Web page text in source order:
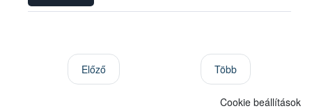
Előző Több
Cookie beállítások